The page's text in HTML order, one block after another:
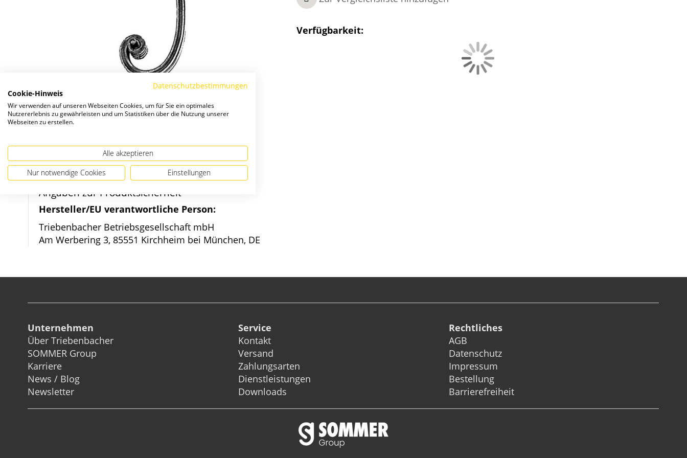
Anfang
der
springen
Verfügbarkeit:
Angaben zur Produktsicherheit
Hersteller/EU verantwortliche Person:
Triebenbacher Betriebsgesellschaft mbH
Am Werbering 3, 85551 Kirchheim bei München, DE
Unternehmen
Über Triebenbacher
SOMMER Group
Karriere
News / Blog
Newsletter
Service
Kontakt
Versand
Zahlungsarten
Dienstleistungen
Downloads
Rechtliches
AGB
Datenschutz
Impressum
Bestellung
Barrierefreiheit
Datenschutzbestimmungen
Cookie-Hinweis
Wir verwenden auf unseren Webseiten Cookies, um für Sie ein optimales
Nutzererlebnis zu gewährleisten und um Statistiken über die Nutzung unserer
Webseiten zu erstellen.
Alle akzeptieren
Nur notwendige Cookies Einstellungen